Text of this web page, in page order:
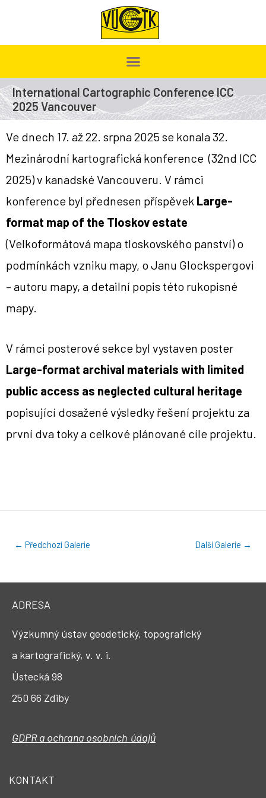
International Cartographic Conference ICC
2025 Vancouver
Ve dnech 17. až 22. srpna 2025 se konala 32.
Mezinárodní kartografická konference (32nd ICC
2025) v kanadské Vancouveru. V rámci
konference byl přednesen příspěvek Large-
format map of the Tloskov estate
(Velkoformátová mapa tloskovského panství) o
podmínkách vzniku mapy, o Janu Glockspergovi
– autoru mapy, a detailní popis této rukopisné
mapy.
V rámci posterové sekce byl vystaven poster
Large-format archival materials with limited
public access as neglected cultural heritage
popisující dosažené výsledky řešení projektu za
první dva toky a celkové plánované cíle projektu.
← Předchozí Galerie Další Galerie →
ADRESA
Výzkumný ústav geodetický, topografický
a kartografický, v. v. i.
Ústecká 98
250 66 Zdiby
GDPR a ochrana osobních údajů
KONTAKT